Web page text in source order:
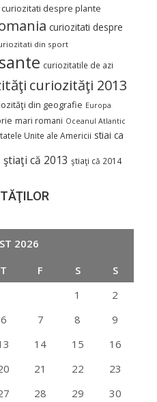
curiozitati despre plante
curiozitati despre
din sport
curiozitatile de azi
curiozităţi 2013
din geografie Europa
mari romani Oceanul Atlantic
Unite ale Americii stiai ca
ştiaţi că 2013 ştiaţi că 2014
2026
T F S
S
1
2
6 7 8
9
14 15
16
21 22
23
28 29 30